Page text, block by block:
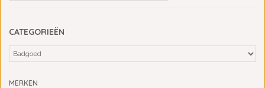
CATEGORIEËN
MERKEN